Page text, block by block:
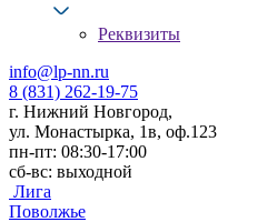
Реквизиты
info@lp-nn.ru
8 (831) 262-19-75
г. Нижний Новгород,
ул. Монастырка, 1в, оф.123
пн-пт: 08:30-17:00
сб-вс: выходной
Лига
Поволжье